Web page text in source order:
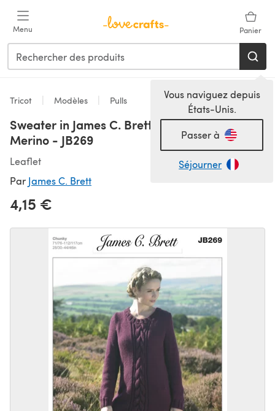
Menu Panier
Vous naviguez depuis
États-Unis.
Passer à
Séjourner
Tricot Modèles Pulls
Sweater in James C. Brett Chunky with
Merino - JB269
Leaflet
Par James C. Brett
4,15 €